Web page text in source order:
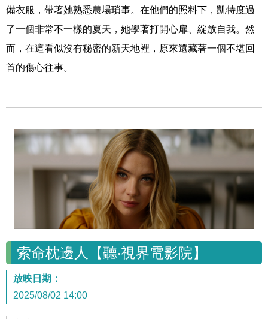
備衣服，帶著她熟悉農場瑣事。在他們的照料下，凱特度過
了一個非常不一樣的夏天，她學著打開心扉、綻放自我。然
而，在這看似沒有秘密的新天地裡，原來還藏著一個不堪回
首的傷心往事。
索命枕邊人【聽‧視界電影院】
放映日期：
2025/08/02 14:00